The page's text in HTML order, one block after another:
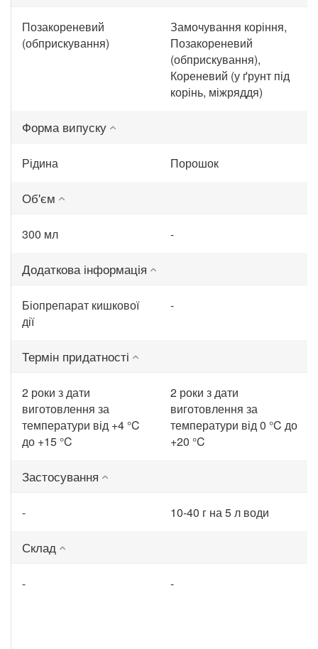
Позакореневий
(обприскування)
Замочування коріння,
Позакореневий
(обприскування),
Кореневий (у ґрунт під
корінь, міжряддя)
Форма випуску
Рідина Порошок
Об'єм
300 мл -
Додаткова інформація
Біопрепарат кишкової
дії
-
Термін придатності
2 роки з дати
виготовлення за
температури від +4 °C
до +15 °C
2 роки з дати
виготовлення за
температури від 0 °C до
+20 °C
Застосування
- 10-40 г на 5 л води
Склад
- -